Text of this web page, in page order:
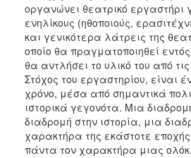
ΔΗΜΟΣ
ΠΟΛΙΤΙΣΜΟΣ
ΑΝΘΕΚΤΙΚΗ
ΠΟΛΗ
οργανώνει θεατρικό εργαστήρι
ενηλίκους (ηθοποιούς,
και γενικότερα λάτρεις της
οποίο θα πραγματοποιηθεί
θα αντλήσει το υλικό του από
Στόχος του εργαστηρίου, είναι
χρόνο, μέσα από σημαντικά
ιστορικά γεγονότα. Μια
διαδρομή στην ιστορία, μια
χαρακτήρα της εκάστοτε
πάντα τον χαρακτήρα μιας